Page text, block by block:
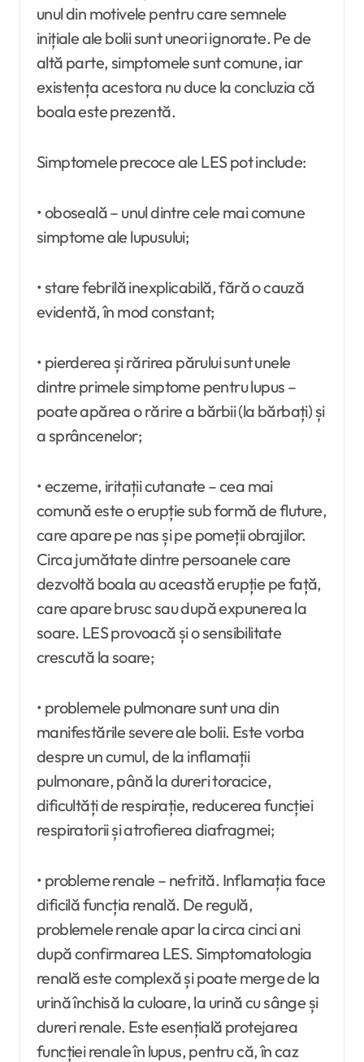
unul din motivele pentru care semnele
inițiale ale bolii sunt uneori ignorate. Pe de
altă parte, simptomele sunt comune, iar
existența acestora nu duce la concluzia că
boala este prezentă.
Simptomele precoce ale LES pot include:
• oboseală – unul dintre cele mai comune
simptome ale lupusului;
• stare febrilă inexplicabilă, fără o cauză
evidentă, în mod constant;
• pierderea și rărirea părului sunt unele
dintre primele simptome pentru lupus –
poate apărea o rărire a bărbii (la bărbați) și
a sprâncenelor;
• eczeme, iritații cutanate – cea mai
comună este o erupție sub formă de fluture,
care apare pe nas și pe pomeții obrajilor.
Circa jumătate dintre persoanele care
dezvoltă boala au această erupție pe față,
care apare brusc sau după expunerea la
soare. LES provoacă și o sensibilitate
crescută la soare;
• problemele pulmonare sunt una din
manifestările severe ale bolii. Este vorba
despre un cumul, de la inflamații
pulmonare, până la dureri toracice,
dificultăți de respirație, reducerea funcției
respiratorii și atrofierea diafragmei;
• probleme renale – nefrită. Inflamația face
dificilă funcția renală. De regulă,
problemele renale apar la circa cinci ani
după confirmarea LES. Simptomatologia
renală este complexă și poate merge de la
urină închisă la culoare, la urină cu sânge și
dureri renale. Este esențială protejarea
funcției renale în lupus, pentru că, în caz